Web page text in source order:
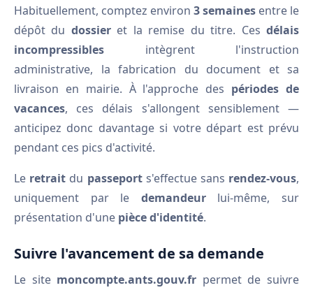
Habituellement, comptez environ 3 semaines entre le
dépôt du dossieret la remise du titre. Cesdélais
incompressibles intègrent l'instruction
administrative, la fabrication du document et sa
livraison en mairie. À l'approche des périodes de
vacances, ces délais s'allongent sensiblement —
anticipez donc davantage si votre départ est prévu
pendant ces pics d'activité.
Le retrait du passeports'effectue sans rendez-vous,
uniquement par le demandeurlui-même, sur
présentation d'une pièce d'identité.
Suivre l'avancement de sa demande
Le site moncompte.ants.gouv.fr permet de suivre